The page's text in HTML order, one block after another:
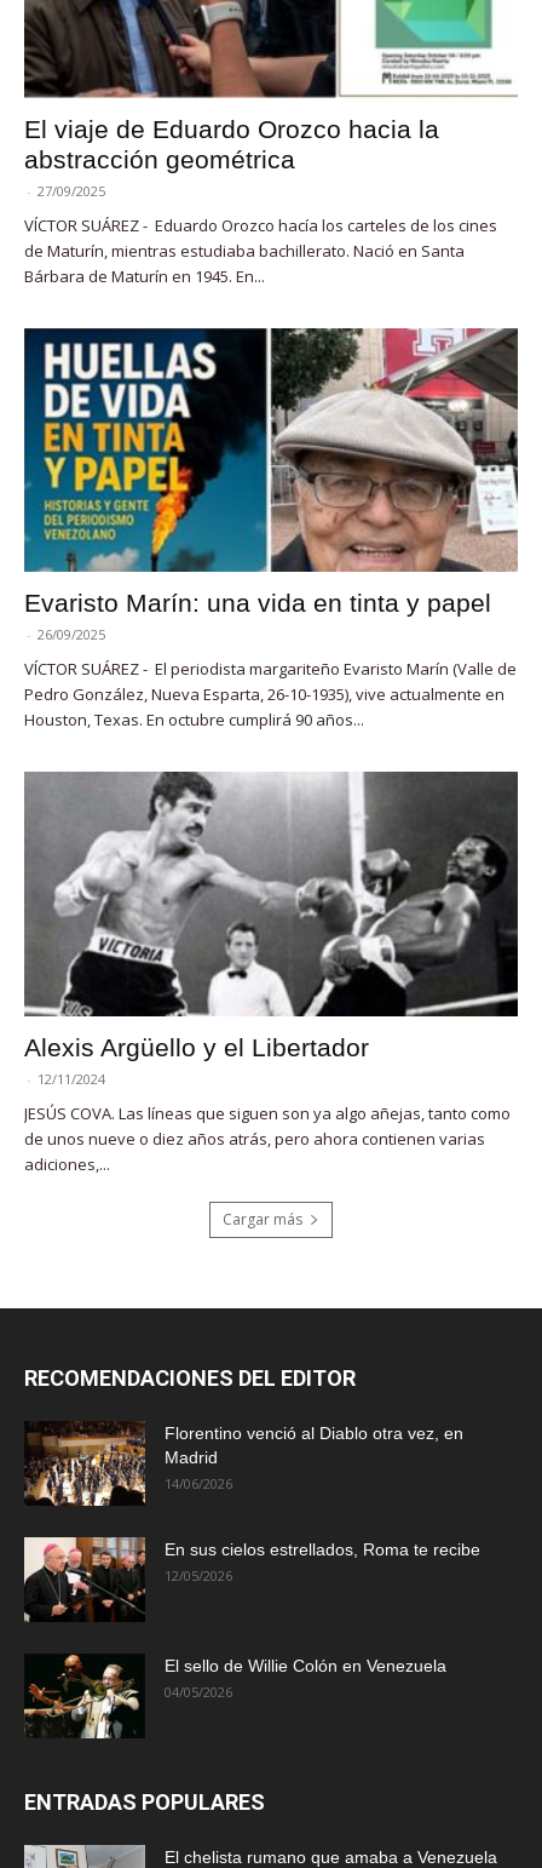
El viaje de Eduardo Orozco hacia la
abstracción geométrica
- 27/09/2025
VÍCTOR SUÁREZ - Eduardo Orozco hacía los carteles de los cines
de Maturín, mientras estudiaba bachillerato. Nació en Santa
Bárbara de Maturín en 1945. En...
Evaristo Marín: una vida en tinta y papel
- 26/09/2025
VÍCTOR SUÁREZ - El periodista margariteño Evaristo Marín (Valle de
Pedro González, Nueva Esparta, 26-10-1935), vive actualmente en
Houston, Texas. En octubre cumplirá 90 años...
Alexis Argüello y el Libertador
- 12/11/2024
JESÚS COVA. Las líneas que siguen son ya algo añejas, tanto como
de unos nueve o diez años atrás, pero ahora contienen varias
adiciones,...
Cargar más
RECOMENDACIONES DEL EDITOR
Florentino venció al Diablo otra vez, en
Madrid
14/06/2026
En sus cielos estrellados, Roma te recibe
12/05/2026
El sello de Willie Colón en Venezuela
04/05/2026
ENTRADAS POPULARES
El chelista rumano que amaba a Venezuela